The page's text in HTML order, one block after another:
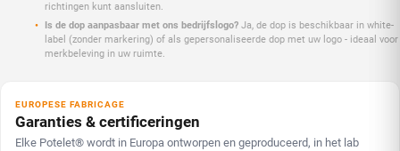
richtingen kunt aansluiten.
Is de dop aanpasbaar met ons bedrijfslogo? Ja, de dop is beschikbaar in white-
label (zonder markering) of als gepersonaliseerde dop met uw logo - ideaal voor
merkbeleving in uw ruimte.
EUROPESE FABRICAGE
Garanties & certificeringen
Elke Potelet® wordt in Europa ontworpen en geproduceerd, in het lab